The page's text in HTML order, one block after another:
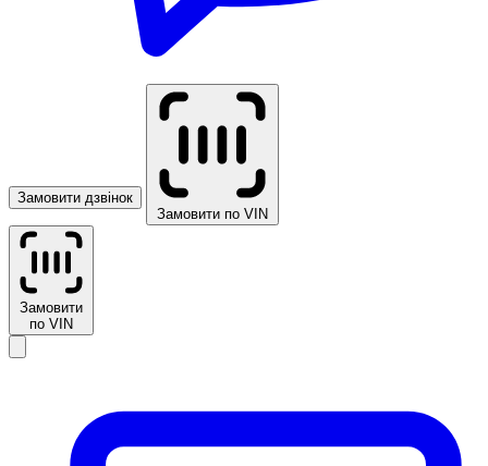
Замовити дзвінок
Замовити по VIN
Замовити
по VIN